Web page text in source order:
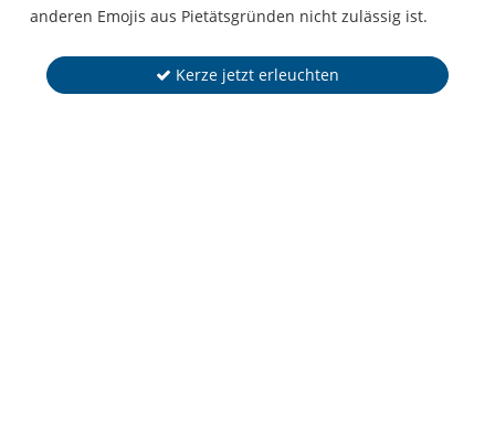
anderen Emojis aus Pietätsgründen nicht zulässig ist.
Kerze jetzt erleuchten